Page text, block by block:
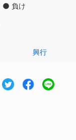
負け
興行